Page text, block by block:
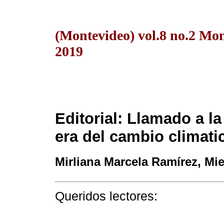
(Montevideo) vol.8 no.2
2019
Editorial: Llamado a
era del cambio
Mirliana Marcela Ramírez,
Queridos lectores: